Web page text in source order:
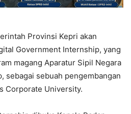
Provinsi Kepri akan
Government Internship, yang
magang Aparatur Sipil Negara
sebagai sebuah pengembangan
Corporate University.